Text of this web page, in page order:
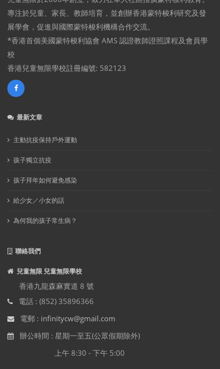
專注於兒童、家長、教師培育，並創辦香港蒙特梭利研究及發
展學會，促進與國際蒙特梭利機構合作交流。
*香港首個美國蒙特梭利協會 AMS 認證教師證照課程及會員學
校
香港兒童無限學校註冊編號: 582123
最新文章
主動抗疫保持戶外運動
孩子獨立抗疫
孩子拜年如何避免感染
給少女／小女的話
為何我的孩子常生病？
聯絡我們
兒童無限 兒童無限學校
香港九龍森麻實道 8 號
電話 : (852) 35896366
電郵 : infinitycw@gmail.com
辦公時間 : 星期一至五(公眾假期除外)
上午 8:30 - 下午 5:00